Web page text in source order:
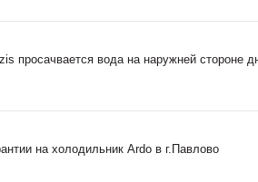
просачвается вода на наружней стороне
на холодильник Ardo в г.Павлово